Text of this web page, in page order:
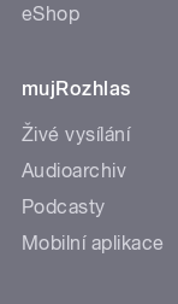
eShop
mujRozhlas
Živé vysílání
Audioarchiv
Podcasty
Mobilní aplikace